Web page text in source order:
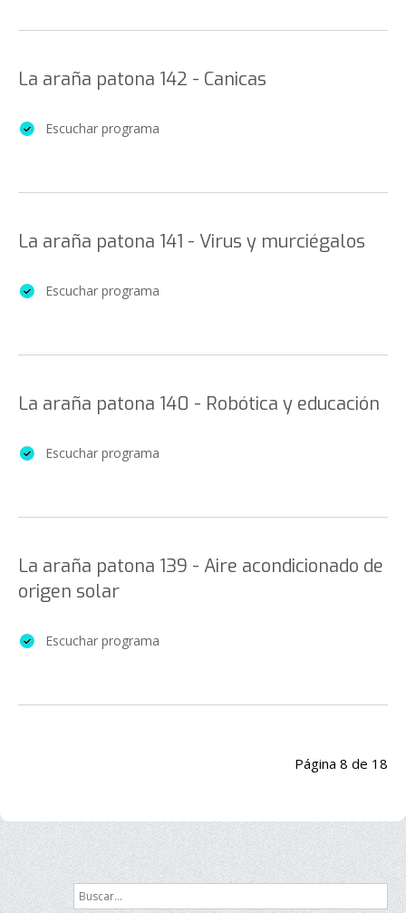
La araña patona 142 - Canicas
Escuchar programa
La araña patona 141 - Virus y murciégalos
Escuchar programa
La araña patona 140 - Robótica y educación
Escuchar programa
La araña patona 139 - Aire acondicionado de
origen solar
Escuchar programa
Página 8 de 18
Siguiente
Final
Buscar...